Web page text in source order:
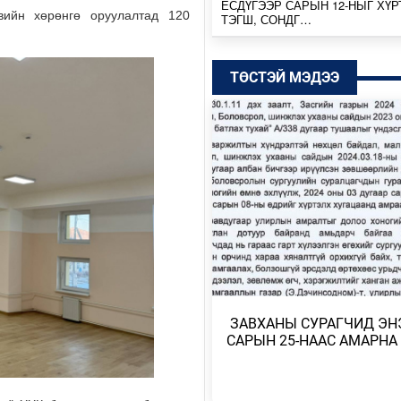
хөрөнгө оруулалтад 120
ЕСДҮГЭЭР САРЫН 12-НЫГ
ТЭГШ, СОНДГ…
ТӨВ, ГОВЬ, ЗҮҮН АЙМГУУДЫН
ЗАРИМ ГАЗРААР ДУУ
ААДАР…
Өчигдөр
НИЙТИЙН АЛБАН ТУШААЛТНЫ
БУС ХӨРӨНГИЙГ ХУРААХ
ТӨСӨЛ БОЛОВ…
2026/08/04
ЭХ БАЙГАЛЬ, ГАЗАР ШОРОО
ШИМИЙГ НЬ ХҮРТЭХ КОП17
ТӨСТЭЙ МЭДЭЭ
ЗАВХАНЫ СУРАГЧИД
САРЫН 25-НААС АМАРНА